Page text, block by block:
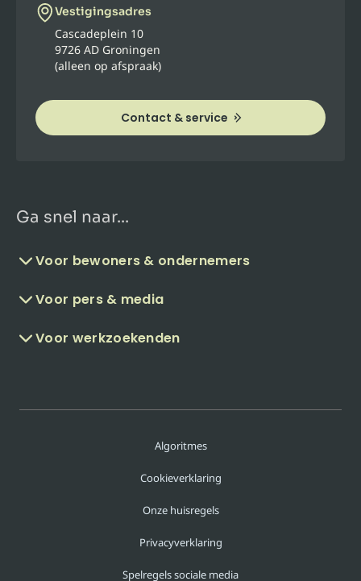
Vestigingsadres
Cascadeplein 10
9726 AD Groningen
(alleen op afspraak)
Contact & service
Ga snel naar...
Voor bewoners & ondernemers
Voor pers & media
Voor werkzoekenden
Algoritmes
Cookieverklaring
Onze huisregels
Privacyverklaring
Spelregels sociale media